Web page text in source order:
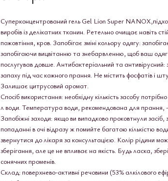
Суперконцентрований гель Gel Lion Super
виробів із делікатних тканин. Ретельно очищає навіть
пожовтіння, кров. Запобігає зміні кольору одягу:
запобігаючи вицвітанню та знебарвленню, щоб ваш одяг
послугував довше. Антибактеріальний та
запаху під час кожного прання. Не містить фосфатів і
Залишає цитрусовий аромат.
Спосіб використання: необхідну кількість засобу
л води. Температура води, рекомендована для прання,
Запобіжні заходи: якщо ви випадково проковтнули
попаданні в очі відразу ж помийте багатою кількістю
звернутися до лікаря за консультацією. Колір рідини
зберігання, але це не впливає на якість. Будь ласка,
сонячних променів.
Склад: поверхнево-активні речовини (53% алкілового